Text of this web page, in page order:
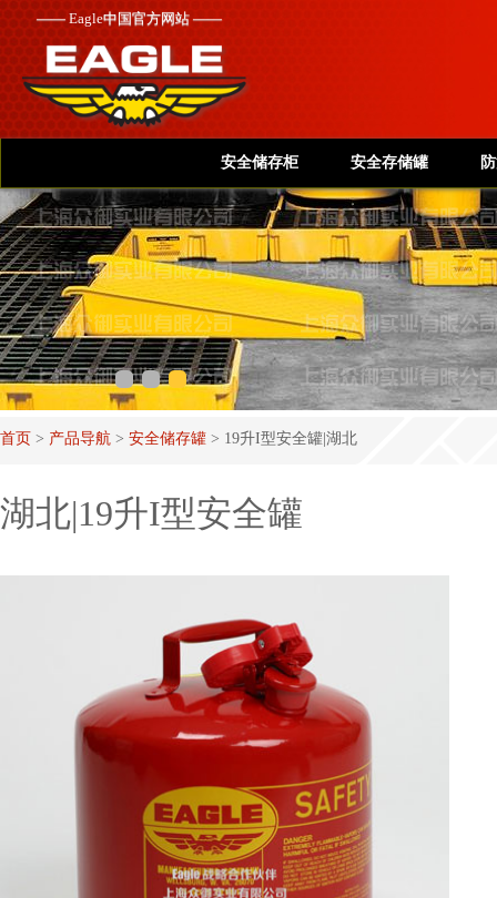
——Eagle中国官方网站 ——
安全储存柜 安全存储罐
首页 > 产品导航 > 安全储存罐 > 19升I型安全罐|湖北
湖北|19升I型安全罐